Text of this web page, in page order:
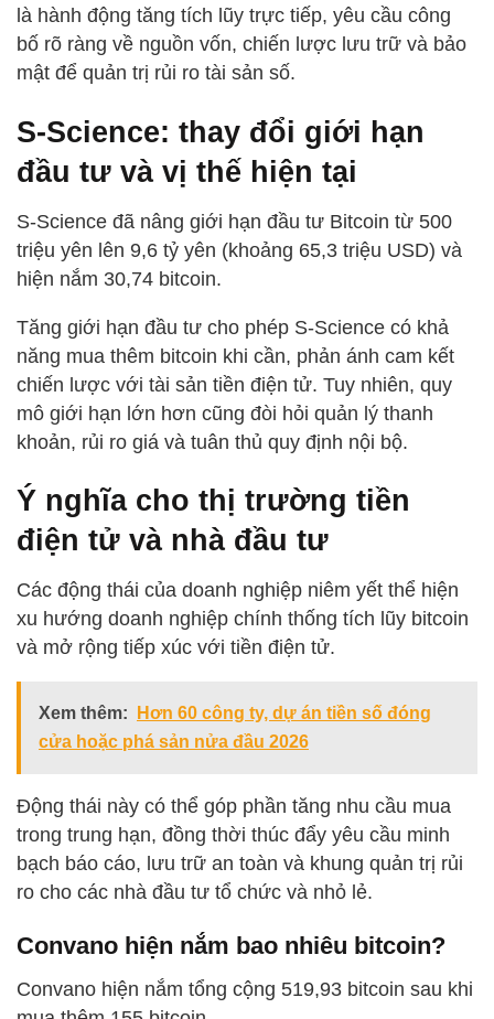
là hành động tăng tích lũy trực tiếp, yêu cầu công
bố rõ ràng về nguồn vốn, chiến lược lưu trữ và bảo
mật để quản trị rủi ro tài sản số.
S-Science: thay đổi giới hạn
đầu tư và vị thế hiện tại
S-Science đã nâng giới hạn đầu tư Bitcoin từ 500
triệu yên lên 9,6 tỷ yên (khoảng 65,3 triệu USD) và
hiện nắm 30,74 bitcoin.
Tăng giới hạn đầu tư cho phép S-Science có khả
năng mua thêm bitcoin khi cần, phản ánh cam kết
chiến lược với tài sản tiền điện tử. Tuy nhiên, quy
mô giới hạn lớn hơn cũng đòi hỏi quản lý thanh
khoản, rủi ro giá và tuân thủ quy định nội bộ.
Ý nghĩa cho thị trường tiền
điện tử và nhà đầu tư
Các động thái của doanh nghiệp niêm yết thể hiện
xu hướng doanh nghiệp chính thống tích lũy bitcoin
và mở rộng tiếp xúc với tiền điện tử.
Xem thêm:
Hơn 60 công ty, dự án tiền số đóng
cửa hoặc phá sản nửa đầu 2026
Động thái này có thể góp phần tăng nhu cầu mua
trong trung hạn, đồng thời thúc đẩy yêu cầu minh
bạch báo cáo, lưu trữ an toàn và khung quản trị rủi
ro cho các nhà đầu tư tổ chức và nhỏ lẻ.
Convano hiện nắm bao nhiêu bitcoin?
Convano hiện nắm tổng cộng 519,93 bitcoin sau khi